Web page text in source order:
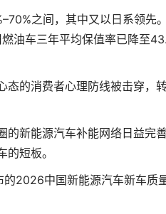
之间，其中又以日系领先
油车三年平均保值率已降至
的消费者心理防线被击穿，
新能源汽车补能网络日益完
短板。
2026中国新能源汽车新车质